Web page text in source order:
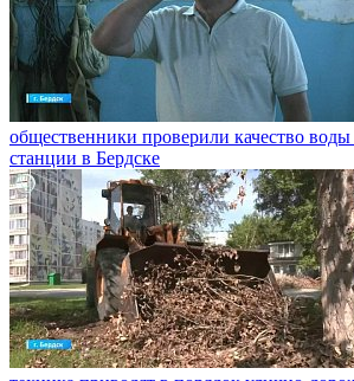
общественники проверили качество воды
станции в Бердске